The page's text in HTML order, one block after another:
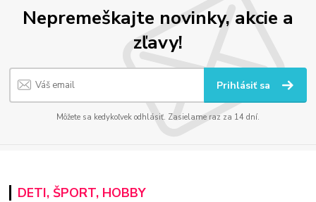
Nepremeškajte novinky, akcie a
zľavy!
Prihlásiť sa
Môžete sa kedykoľvek odhlásiť. Zasielame raz za 14 dní.
DETI, ŠPORT, HOBBY